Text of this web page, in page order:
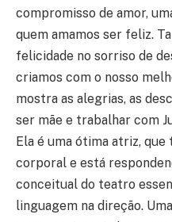
compromisso de amor,
quem amamos ser feliz.
felicidade no sorriso de
criamos com o nosso
mostra as alegrias, as
ser mãe e trabalhar com
Ela é uma ótima atriz,
corporal e está
conceitual do teatro
linguagem na direção.